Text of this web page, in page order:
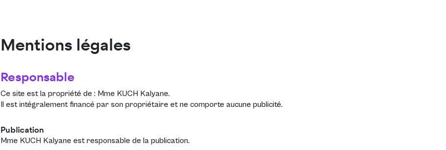
Mentions légales
Responsable
Ce site est la propriété de : Mme KUCH Kalyane.
Il est intégralement financé par son propriétaire et ne comporte aucune publicité.
Publication
Mme KUCH Kalyane est responsable de la publication.